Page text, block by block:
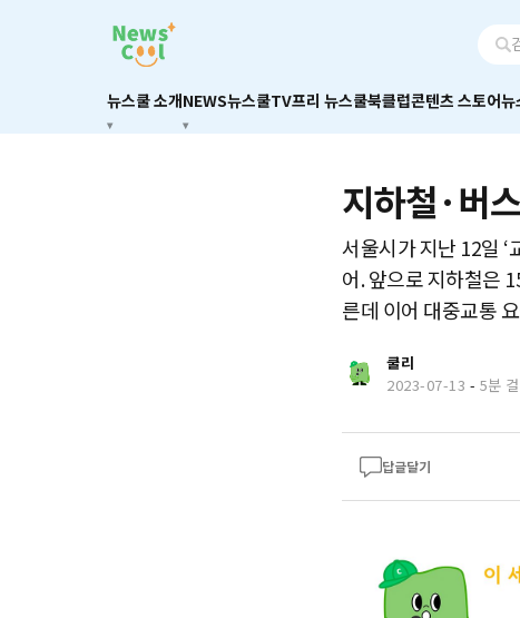
뉴스쿨 소개NEWS뉴스쿨TV프리 뉴스쿨북클럽콘텐츠 스토어뉴
지하철·버
서울시가 지난 12일
어. 앞으로 지하철은
른데 이어 대중교통
쿨리
2023-07-13 - 5분
답글달기